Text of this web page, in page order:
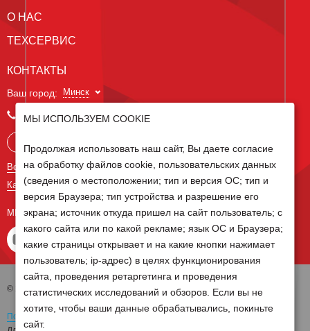
О НАС
ТЕХСЕРВИС
КОНТАКТЫ
Ваш город: Минск
+375 29 238 97 34
Все контакты
Карта сайта
МЫ В СОЦ СЕТЯХ
© 2026 Группа компаний Белагро
Политика обработки персональных данных
МЫ ИСПОЛЬЗУЕМ COOKIE
Продолжая использовать наш сайт, Вы даете согласие
на обработку файлов cookie, пользовательских данных
(сведения о местоположении; тип и версия ОС; тип и
версия Браузера; тип устройства и разрешение его
экрана; источник откуда пришел на сайт пользователь; с
какого сайта или по какой рекламе; язык ОС и Браузера;
какие страницы открывает и на какие кнопки нажимает
пользователь; ip-адрес) в целях функционирования
сайта, проведения ретаргетинга и проведения
статистических исследований и обзоров. Если вы не
хотите, чтобы ваши данные обрабатывались, покиньте
сайт.